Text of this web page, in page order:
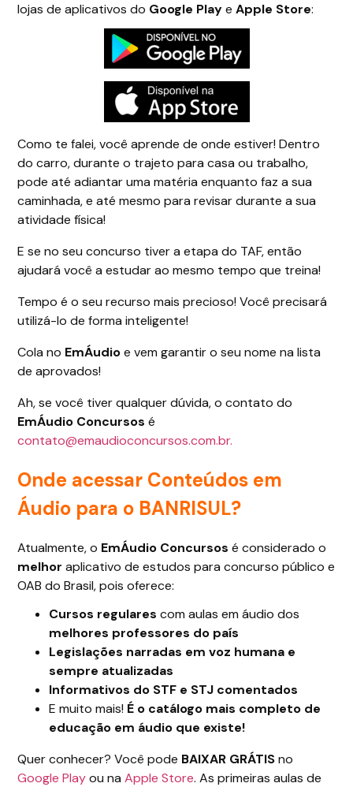
lojas de aplicativos do Google PlayeApple Store:
Como te falei, você aprende de onde estiver! Dentro
do carro, durante o trajeto para casa ou trabalho,
pode até adiantar uma matéria enquanto faz a sua
caminhada, e até mesmo para revisar durante a sua
atividade física!
E se no seu concurso tiver a etapa do TAF, então
ajudará você a estudar ao mesmo tempo que treina!
Tempo é o seu recurso mais precioso! Você precisará
utilizá-lo de forma inteligente!
Cola no EmÁudioe vem garantir o seu nome na lista
de aprovados!
Ah, se você tiver qualquer dúvida, o contato do
EmÁudio Concursos é
contato@emaudioconcursos.com.br.
Onde acessar Conteúdos em
Áudio para o BANRISUL?
Atualmente, o EmÁudio Concursos é considerado o
melhor aplicativo de estudos para concurso público e
OAB do Brasil, pois oferece:
Cursos regulares com aulas em áudio dos
melhores professores do país
Legislações narradas em voz humana e
sempre atualizadas
Informativos do STF e STJ comentados
E muito mais! É o catálogo mais completo de
educação em áudio que existe!
Quer conhecer? Você pode BAIXAR GRÁTISno
Google Playou naApple Store. As primeiras aulas de